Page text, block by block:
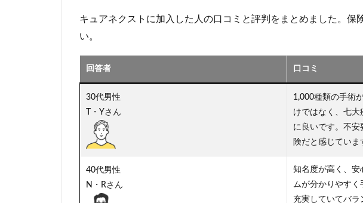
キュアネクストに加入した人の口コミと評判をまとめました。保
い。
回答者 口コミ
30代男性
T・Yさん
1,000種類の手術
けではなく、七
に良いです。不安
険だと感じていま
40代男性
N・Rさん
知名度が高く、安
ムが分かりやす
充実していてバ